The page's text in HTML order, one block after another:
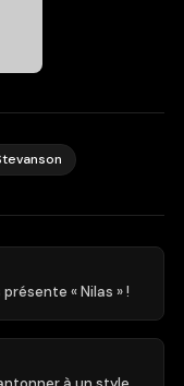
« Nilas » !